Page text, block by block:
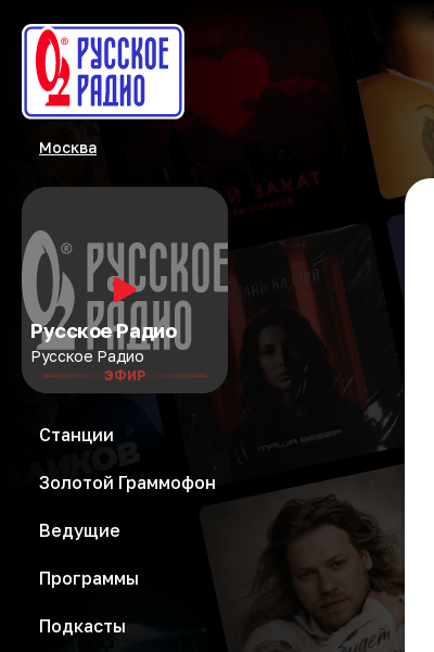
Москва
Русское Радио
Русское Радио
ЭФИР
Станции
Золотой Граммофон
Ведущие
Программы
Подкасты